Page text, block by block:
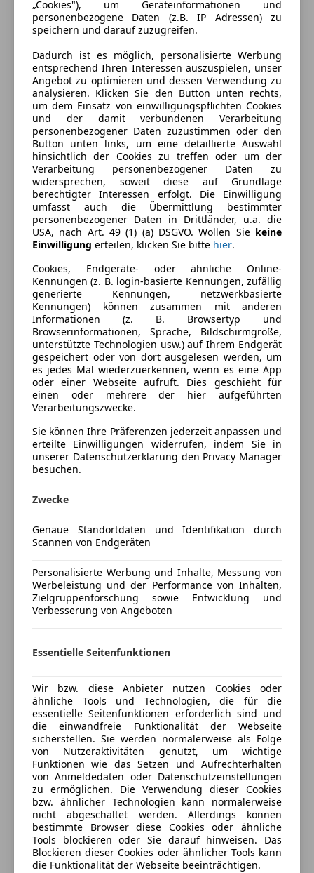
Energieverbrauch
Kraftstoff Diesel
Verkaufe VW Bus T 5
Anhängerkupplung
Dachträger
8 Fach bereift
Versicherung
Kfz-Versicherung
Versicherungsschutz an Ihre Bedürfnisse
Auto einfach online versichern & Rabatt holen
Jetzt berechnen
Kontakt
Anbieter kontaktieren
Deine Nachricht
„Cookies"), um Geräteinformationen und
personenbezogene Daten (z.B. IP Adressen) zu
speichern und darauf zuzugreifen.
Dadurch ist es möglich, personalisierte Werbung
entsprechend Ihren Interessen auszuspielen, unser
Angebot zu optimieren und dessen Verwendung zu
analysieren. Klicken Sie den Button unten rechts,
um dem Einsatz von einwilligungspflichten Cookies
und der damit verbundenen Verarbeitung
personenbezogener Daten zuzustimmen oder den
Button unten links, um eine detaillierte Auswahl
hinsichtlich der Cookies zu treffen oder um der
Verarbeitung personenbezogener Daten zu
widersprechen, soweit diese auf Grundlage
berechtigter Interessen erfolgt. Die Einwilligung
umfasst auch die Übermittlung bestimmter
personenbezogener Daten in Drittländer, u.a. die
USA, nach Art. 49 (1) (a) DSGVO. Wollen Sie keine
Einwilligung erteilen, klicken Sie bitte hier.
Cookies, Endgeräte- oder ähnliche Online-
Kennungen (z. B. login-basierte Kennungen, zufällig
generierte Kennungen, netzwerkbasierte
Kennungen) können zusammen mit anderen
Informationen (z. B. Browsertyp und
Browserinformationen, Sprache, Bildschirmgröße,
unterstützte Technologien usw.) auf Ihrem Endgerät
gespeichert oder von dort ausgelesen werden, um
es jedes Mal wiederzuerkennen, wenn es eine App
oder einer Webseite aufruft. Dies geschieht für
einen oder mehrere der hier aufgeführten
Verarbeitungszwecke.
Sie können Ihre Präferenzen jederzeit anpassen und
erteilte Einwilligungen widerrufen, indem Sie in
unserer Datenschutzerklärung den Privacy Manager
besuchen.
Zwecke
Genaue Standortdaten und Identifikation durch
Scannen von Endgeräten
Personalisierte Werbung und Inhalte, Messung von
Werbeleistung und der Performance von Inhalten,
Zielgruppenforschung sowie Entwicklung und
Verbesserung von Angeboten
Essentielle Seitenfunktionen
Wir bzw. diese Anbieter nutzen Cookies oder
ähnliche Tools und Technologien, die für die
essentielle Seitenfunktionen erforderlich sind und
die einwandfreie Funktionalität der Webseite
sicherstellen. Sie werden normalerweise als Folge
von Nutzeraktivitäten genutzt, um wichtige
Funktionen wie das Setzen und Aufrechterhalten
von Anmeldedaten oder Datenschutzeinstellungen
zu ermöglichen. Die Verwendung dieser Cookies
bzw. ähnlicher Technologien kann normalerweise
nicht abgeschaltet werden. Allerdings können
bestimmte Browser diese Cookies oder ähnliche
Tools blockieren oder Sie darauf hinweisen. Das
Blockieren dieser Cookies oder ähnlicher Tools kann
die Funktionalität der Webseite beeinträchtigen.